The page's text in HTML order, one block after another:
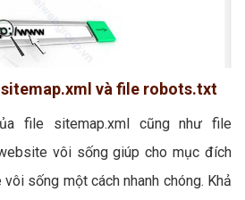
và file robots.txt
file sitemap.xml cũng như file
vôi sống giúp cho mục đích
sống một cách nhanh chóng. Khả